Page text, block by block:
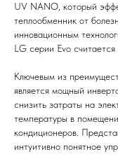
UV NANO, который
теплообменник от
инновационным
LG серии Evo
Ключевым из
является мощный
снизить затраты на
температуры в
кондиционеров.
интуитивно понятное
Мы всегда